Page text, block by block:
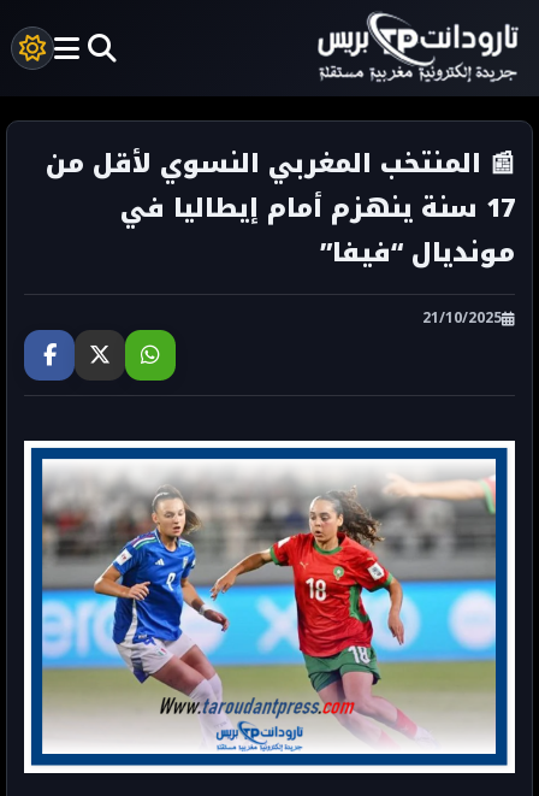
📰 المنتخب المغربي النسوي لأقل من
17 سنة ينهزم أمام إيطاليا في
مونديال “فيفا”
21/10/2025